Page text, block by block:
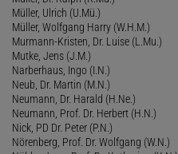
Müller, Ulrich (U.Mü.)
Müller, Wolfgang Harry (W.H.M.)
Murmann-Kristen, Dr. Luise (L.Mu.)
Mutke, Jens (J.M.)
Narberhaus, Ingo (I.N.)
Neub, Dr. Martin (M.N.)
Neumann, Dr. Harald (H.Ne.)
Neumann, Prof. Dr. Herbert (H.N.)
Nick, PD Dr. Peter (P.N.)
Nörenberg, Prof. Dr. Wolfgang (W.N.)